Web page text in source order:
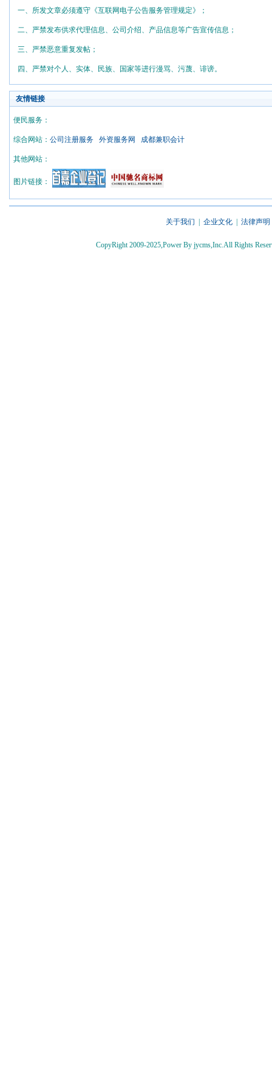
一、所发文章必须遵守《互联网电子公告服务管理规定》；
二、严禁发布供求代理信息、公司介绍、产品信息等广告宣传信息；
三、严禁恶意重复发帖；
四、严禁对个人、实体、民族、国家等进行漫骂、污蔑、诽谤。
友情链接
便民服务：
综合网站： 公司注册服务 外资服务网 成都兼职会计
其他网站：
图片链接：
关于我们 | 企业文化 | 法律声明
CopyRight 2009-2025,Power By jycms,Inc.All Rights